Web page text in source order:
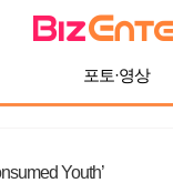
포토·영상
Youth’